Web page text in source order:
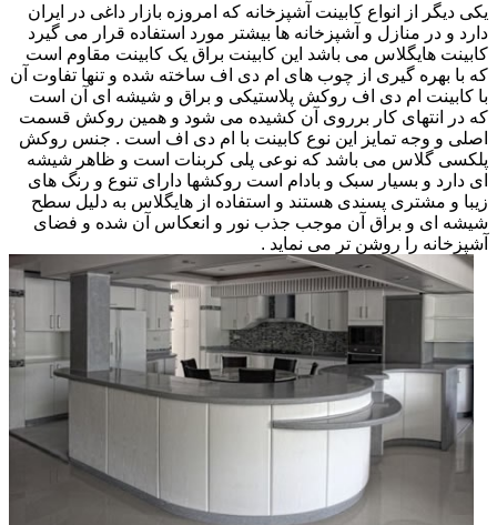
یکی دیگر از انواع کابینت آشپزخانه که امروزه بازار داغی در ایران
دارد و در منازل و آشپزخانه ها بیشتر مورد استفاده قرار می گیرد
کابینت هایگلاس می باشد این کابینت براق یک کابینت مقاوم است
که با بهره گیری از چوب های ام دی اف ساخته شده و تنها تفاوت آن
با کابینت ام دی اف روکش پلاستیکی و براق و شیشه ای آن است
که در انتهای کار برروی آن کشیده می شود و همین روکش قسمت
اصلی و وجه تمایز این نوع کابینت با ام دی اف است . جنس روکش
پلکسی گلاس می باشد که نوعی پلی کربنات است و ظاهر شیشه
ای دارد و بسیار سبک و بادام است روکشها دارای تنوع و رنگ های
زیبا و مشتری پسندی هستند و استفاده از هایگلاس به دلیل سطح
شیشه ای و براق آن موجب جذب نور و انعکاس آن شده و فضای
آشپزخانه را روشن تر می نماید .